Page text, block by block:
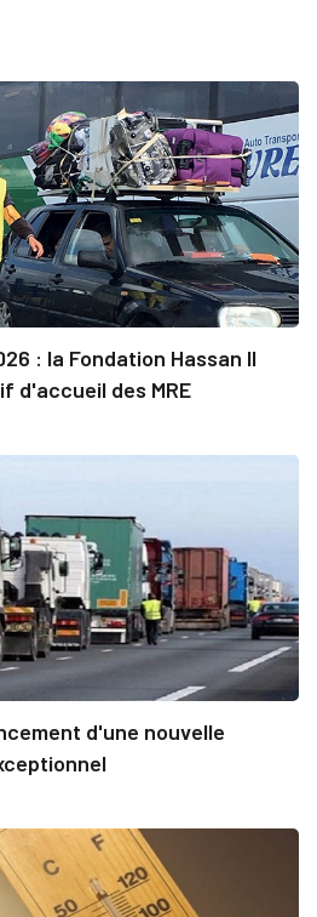
: la Fondation Hassan II
d'accueil des MRE
d'une nouvelle